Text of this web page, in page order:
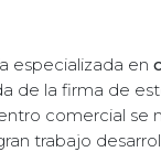
especializada en
de la firma de
comercial se
trabajo